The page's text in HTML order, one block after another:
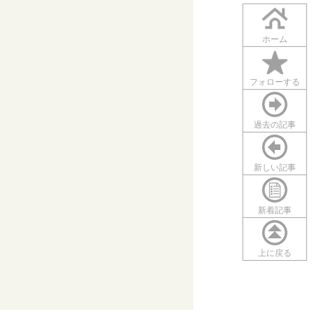
ホーム
フォローする
過去の記事
新しい記事
新着記事
上に戻る